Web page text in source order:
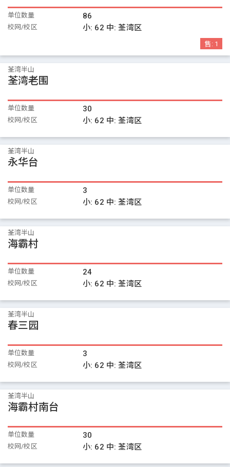
单位数量 86
校网/校区 小: 62 中: 荃湾区
售: 1
荃湾半山
荃湾老围
单位数量 30
校网/校区 小: 62 中: 荃湾区
荃湾半山
永华台
单位数量 3
校网/校区 小: 62 中: 荃湾区
荃湾半山
海霸村
单位数量 24
校网/校区 小: 62 中: 荃湾区
荃湾半山
春三园
单位数量 3
校网/校区 小: 62 中: 荃湾区
荃湾半山
海霸村南台
单位数量 30
校网/校区 小: 62 中: 荃湾区